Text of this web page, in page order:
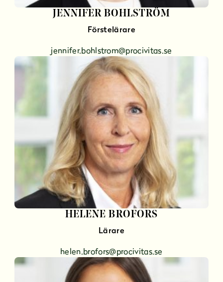
JENNIFER BOHLSTRÖM
Förstelärare
jennifer.bohlstrom@procivitas.se
HELENE BROFORS
Lärare
helen.brofors@procivitas.se